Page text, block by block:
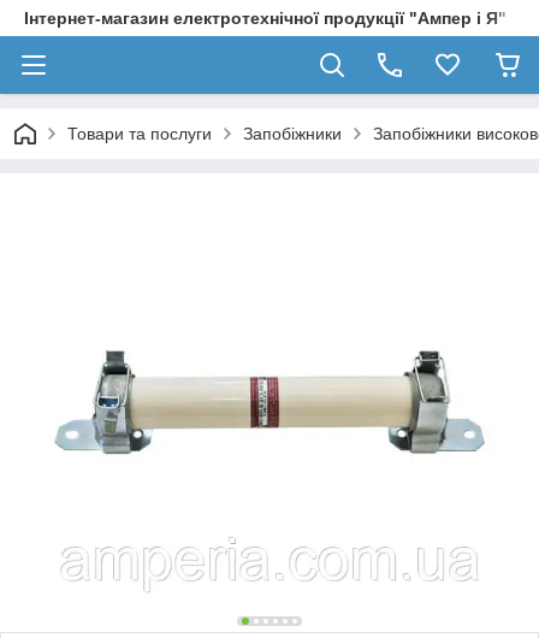
Інтернет-магазин електротехнічної продукції "Ампер і Я"
Товари та послуги Запобіжники Запобіжники